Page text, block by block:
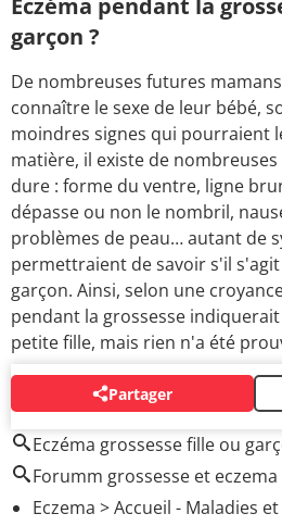
Eczéma pendant la
garçon ?
De nombreuses futures
connaître le sexe de leur bébé,
moindres signes qui pourraient
matière, il existe de
dure : forme du ventre, ligne
dépasse ou non le nombril,
problèmes de peau… autant de
permettraient de savoir s'il
garçon. Ainsi, selon une
pendant la grossesse
petite fille, mais rien n'a été
Partager
AUTOUR DU MÊME SUJET
Eczéma grossesse fille ou
Forumm grossesse et
Eczema > Accueil - Maladies